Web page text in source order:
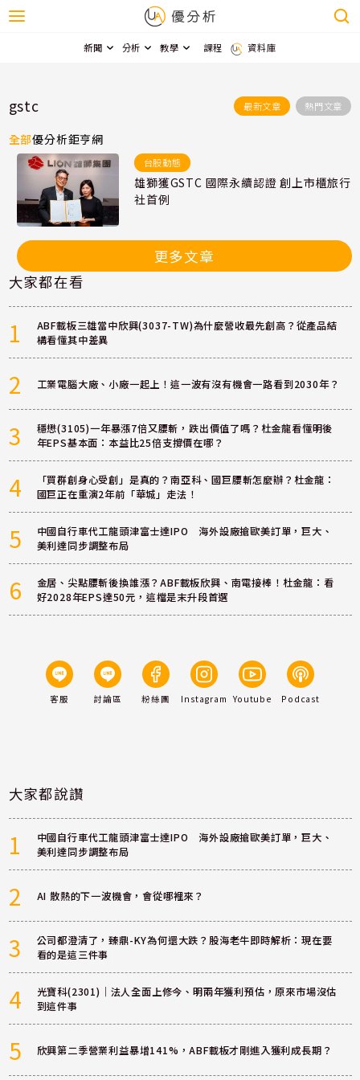
新聞 分析 教學 課程 資料庫
gstc 最新文章 熱門文章
全部優分析鉅亨網
台股動態
雄獅獲GSTC 國際永續認證 創上市櫃旅行
社首例
更多文章
大家都在看
1
ABF載板三雄當中欣興(3037-TW)為什麼營收最先創高？從產品結
構看懂其中差異
2 工業電腦大廠、小廠一起上！這一波有沒有機會一路看到2030年？
3
穩懋(3105)一年暴漲7倍又腰斬，跌出價值了嗎？杜金龍看懂明後
年EPS基本面：本益比25倍支撐價在哪？
4
「買群創身心受創」是真的？南亞科、國巨腰斬怎麼辦？杜金龍：
國巨正在重演2年前「華城」走法！
5
中國自行車代工龍頭津富士達IPO 海外設廠搶歐美訂單，巨大、
美利達同步調整布局
6
金居、尖點腰斬後換誰漲？ABF載板欣興、南電接棒！杜金龍：看
好2028年EPS達50元，這檔是末升段首選
客服 討論區 粉絲團 Instagram Youtube Podcast
大家都說讚
1
中國自行車代工龍頭津富士達IPO 海外設廠搶歐美訂單，巨大、
美利達同步調整布局
2 AI 散熱的下一波機會，會從哪裡來？
3
公司都澄清了，臻鼎-KY為何還大跌？股海老牛即時解析：現在要
看的是這三件事
4
光寶科(2301)｜法人全面上修今、明兩年獲利預估，原來市場沒估
到這件事
5 欣興第二季營業利益暴增141%，ABF載板才剛進入獲利成長期？